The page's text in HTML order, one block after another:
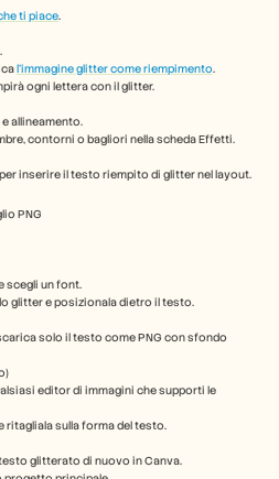
ti piace.
l'immagine glitter come riempimento.
ogni lettera con il glitter.
allineamento.
contorni o bagliori nella scheda Effetti.
per inserire il testo riempito di glitter nel layout.
PNG
scegli un font.
glitter e posizionala dietro il testo.
solo il testo come PNG con sfondo
editor di immagini che supporti le
ritagliala sulla forma del testo.
glitterato di nuovo in Canva.
prova gratuita